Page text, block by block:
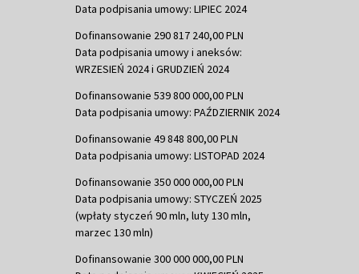
Data podpisania umowy: LIPIEC 2024
Dofinansowanie 290 817 240,00 PLN
Data podpisania umowy i aneksów:
WRZESIEŃ 2024 i GRUDZIEŃ 2024
Dofinansowanie 539 800 000,00 PLN
Data podpisania umowy: PAŹDZIERNIK 2024
Dofinansowanie 49 848 800,00 PLN
Data podpisania umowy: LISTOPAD 2024
Dofinansowanie 350 000 000,00 PLN
Data podpisania umowy: STYCZEŃ 2025
(wpłaty styczeń 90 mln, luty 130 mln,
marzec 130 mln)
Dofinansowanie 300 000 000,00 PLN